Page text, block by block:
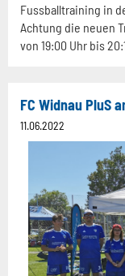
Fussballtraining in
Achtung die neuen
von 19:00 Uhr bis
FC Widnau PluS
11.06.2022